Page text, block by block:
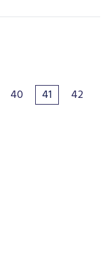
40 41
42